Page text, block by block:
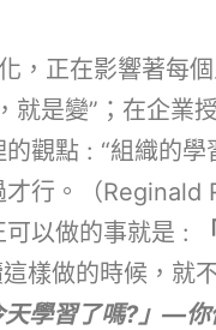
，正在影響著每
就是變”；在企業
觀點 : “組織的
行。（Reginald
以做的事就是 :
這樣做的時候，就
天學習了嗎?」—